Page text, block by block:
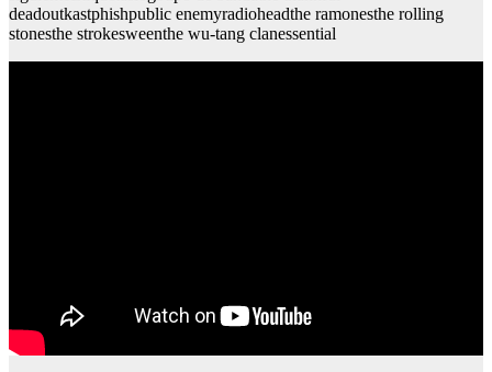
deadoutkastphishpublic enemyradioheadthe ramonesthe rolling
stonesthe strokesweenthe wu-tang clanessential